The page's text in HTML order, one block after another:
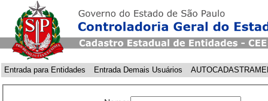
Entrada para Entidades Entrada Demais Usuários